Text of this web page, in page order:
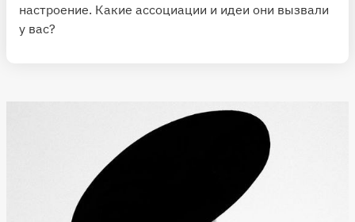
настроение. Какие ассоциации и идеи они вызвали
у вас?